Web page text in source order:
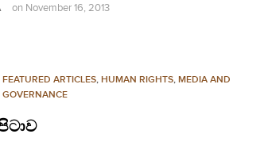
on November 16, 2013
FEATURED ARTICLES, HUMAN RIGHTS, MEDIA AND